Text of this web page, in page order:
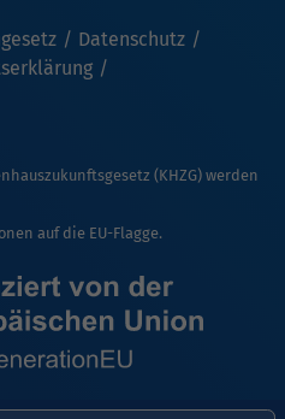
Datenschutz
(KHZG) werden
auf die EU-Flagge.